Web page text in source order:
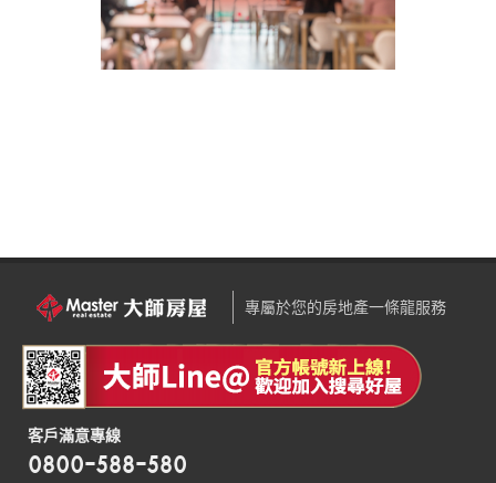
專屬於您的房地產一條龍服務
客戶滿意專線
0800-588-580